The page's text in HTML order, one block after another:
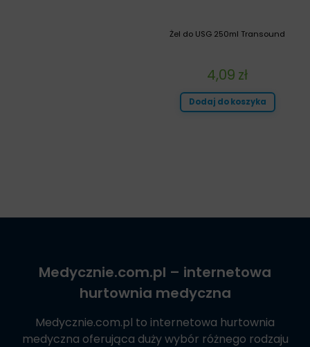
Żel do USG 250ml Transound
4,09 zł
Dodaj do koszyka
Medycznie.com.pl – internetowa
hurtownia medyczna
Medycznie.com.pl to internetowa hurtownia
medyczna oferująca duży wybór różnego rodzaju